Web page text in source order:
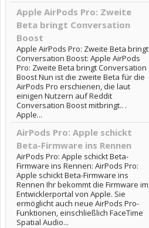
Apple AirPods Pro: Zweite
Beta bringt Conversation
Boost
Apple AirPods Pro: Zweite Beta bringt
Conversation Boost: Apple AirPods
Pro: Zweite Beta bringt Conversation
Boost Nun ist die zweite Beta für die
AirPods Pro erschienen, die laut
einigen Nutzern auf Reddit
Conversation Boost mitbringt.. .
Apple...
AirPods Pro: Apple schickt
Beta-Firmware ins Rennen
AirPods Pro: Apple schickt Beta-
Firmware ins Rennen: AirPods Pro:
Apple schickt Beta-Firmware ins
Rennen Ihr bekommt die Firmware im
Entwicklerportal von Apple. Sie
ermöglicht auch neue AirPods Pro-
Funktionen, einschließlich FaceTime
Spatial Audio...